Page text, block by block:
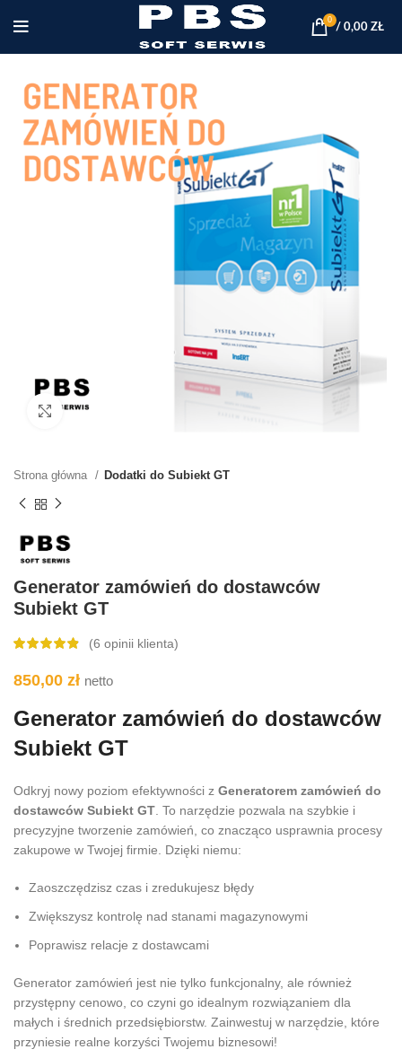
0
/ 0,00 ZŁ
Kliknij aby powiększyć
Strona główna Dodatki do Subiekt GT
Generator zamówień do dostawców
Subiekt GT
(6 opinii klienta)
850,00 zł netto
Generator zamówień do dostawców
Subiekt GT
Odkryj nowy poziom efektywności z Generatorem zamówień do
dostawców Subiekt GT. To narzędzie pozwala na szybkie i
precyzyjne tworzenie zamówień, co znacząco usprawnia procesy
zakupowe w Twojej firmie. Dzięki niemu:
Zaoszczędzisz czas i zredukujesz błędy
Zwiększysz kontrolę nad stanami magazynowymi
Poprawisz relacje z dostawcami
Generator zamówień jest nie tylko funkcjonalny, ale również
przystępny cenowo, co czyni go idealnym rozwiązaniem dla
małych i średnich przedsiębiorstw. Zainwestuj w narzędzie, które
przyniesie realne korzyści Twojemu biznesowi!